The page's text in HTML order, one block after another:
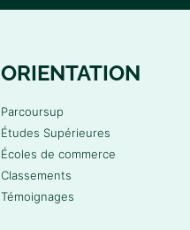
ORIENTATION
Parcoursup
Études Supérieures
Écoles de commerce
Classements
Témoignages